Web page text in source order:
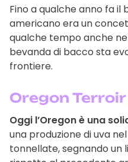
Fino a qualche anno fa il
americano era un
qualche tempo anche
bevanda di bacco sta
frontiere.
Oregon
Oggi l’Oregon è una
una produzione di uva
tonnellate, segnando un